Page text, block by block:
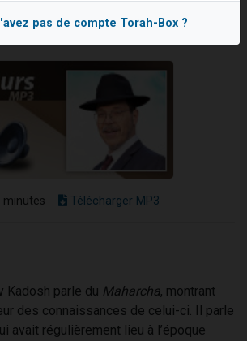
Malgorzata vient de donner son Maasser
Télécharger MP3
Kadosh parle du Maharcha, montrant
des connaissances de celui-ci. Il parle
avait régulièrement lieu à l’époque
pas de compte Torah-Box ?